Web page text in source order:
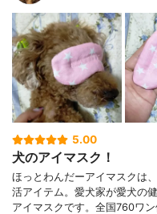
5.00
犬のアイマスク！
ほっとわんだーアイマスクは
活アイテム。愛犬家が愛犬の
アイマスクです。全国760ワ